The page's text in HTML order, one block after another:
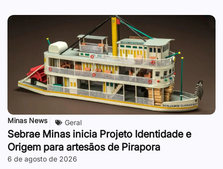
Minas News Geral
Sebrae Minas inicia Projeto Identidade e
Origem para artesãos de Pirapora
6 de agosto de 2026